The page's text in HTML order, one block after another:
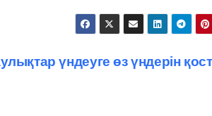
үндеуге өз үндерін